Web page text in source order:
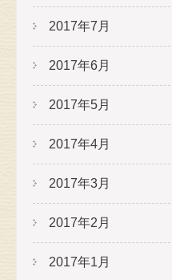
2017年7月
2017年6月
2017年5月
2017年4月
2017年3月
2017年2月
2017年1月